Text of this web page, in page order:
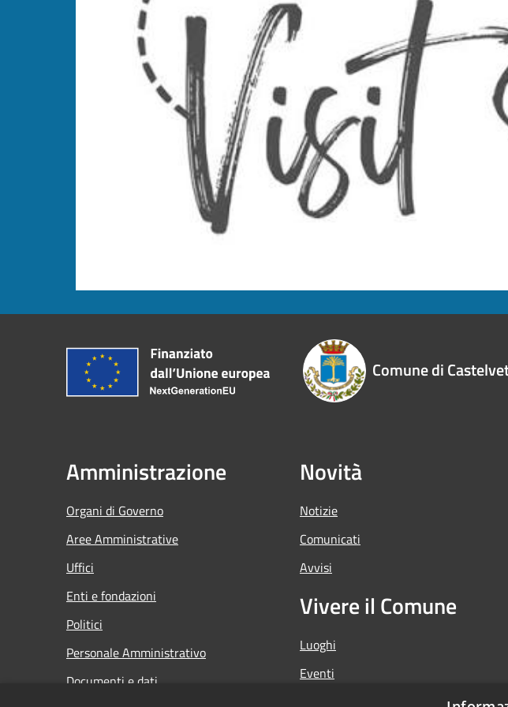
Comune di
Amministrazione
Organi di Governo
Aree Amministrative
Uffici
Enti e fondazioni
Politici
Personale Amministrativo
Documenti e dati
Novità
Notizie
Comunicati
Avvisi
Vivere il Comune
Luoghi
Eventi